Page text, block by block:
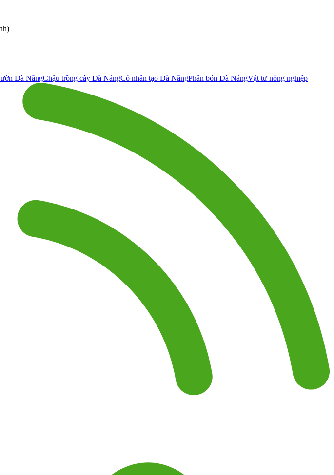
Đà NẵngChậu trồng cây Đà NẵngCỏ nhân tạo Đà NẵngPhân bón Đà NẵngVật tư nông nghiệp